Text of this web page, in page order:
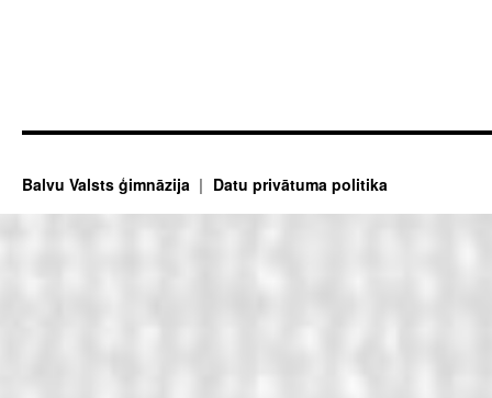
Balvu Valsts ģimnāzija Datu privātuma politika